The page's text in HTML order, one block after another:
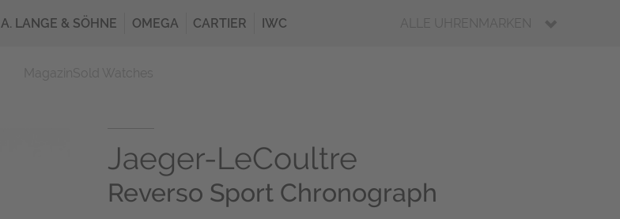
A. LANGE & SÖHNE OMEGA CARTIER IWC ALLE UHRENMARKEN
Jaeger-LeCoultre
Reverso Sport Chronograph